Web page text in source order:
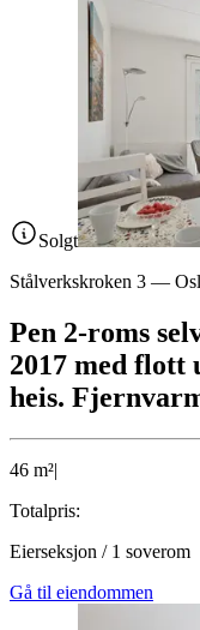
Solgt
Stålverkskroken 3 —
Pen 2-roms
2017 med flott
heis.
46 m²|
Totalpris:
Eierseksjon / 1 soverom
Gå til eiendommen